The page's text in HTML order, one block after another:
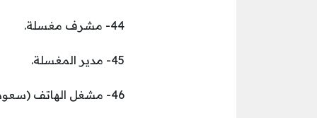
44- مشرف مغسلة.
45- مدير المغسلة.
46- مشغل الهاتف (سعودي الجنسية).